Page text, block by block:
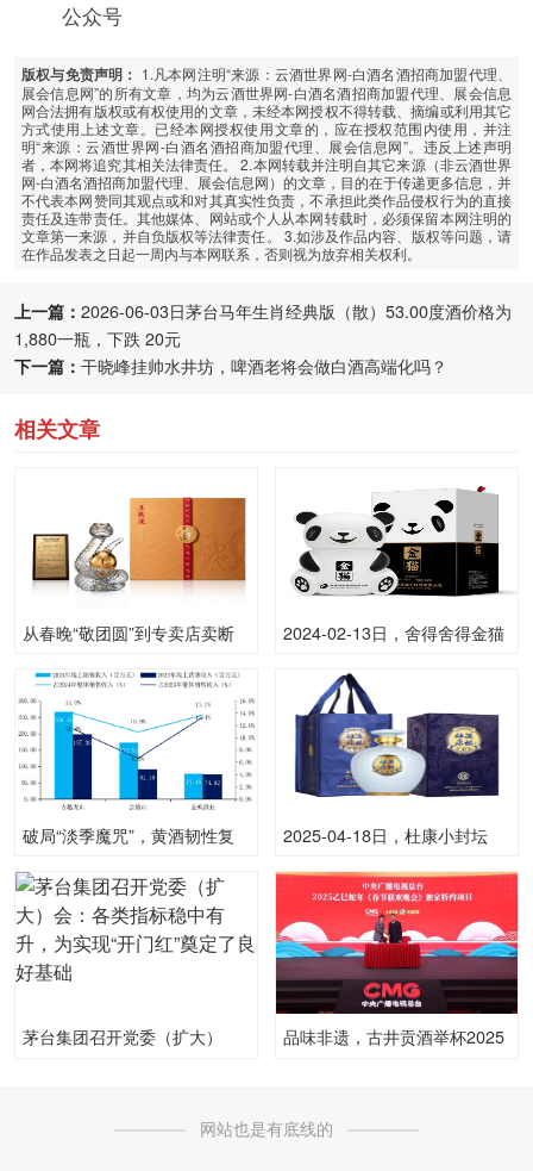
公众号
版权与免责声明： 1.凡本网注明“来源：云酒世界网-白酒名酒招商加盟代理、
展会信息网”的所有文章，均为云酒世界网-白酒名酒招商加盟代理、展会信息
网合法拥有版权或有权使用的文章，未经本网授权不得转载、摘编或利用其它
方式使用上述文章。已经本网授权使用文章的，应在授权范围内使用，并注
明“来源：云酒世界网-白酒名酒招商加盟代理、展会信息网”。违反上述声明
者，本网将追究其相关法律责任。 2.本网转载并注明自其它来源（非云酒世界
网-白酒名酒招商加盟代理、展会信息网）的文章，目的在于传递更多信息，并
不代表本网赞同其观点或和对其真实性负责，不承担此类作品侵权行为的直接
责任及连带责任。其他媒体、网站或个人从本网转载时，必须保留本网注明的
文章第一来源，并自负版权等法律责任。 3.如涉及作品内容、版权等问题，请
在作品发表之日起一周内与本网联系，否则视为放弃相关权利。
上一篇： 2026-06-03日茅台马年生肖经典版（散）53.00度酒价格为
1,880一瓶，下跌 20元
下一篇： 干晓峰挂帅水井坊，啤酒老将会做白酒高端化吗？
相关文章
从春晚“敬团圆”到专卖店卖断
2024-02-13日，舍得舍得金猫
是多少呢？
破局“淡季魔咒”，黄酒韧性复
2025-04-18日，杜康小封坛
瓶的价格是多少呢？
茅台集团召开党委（扩大）
品味非遗，古井贡酒举杯2025
网站也是有底线的